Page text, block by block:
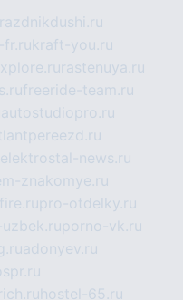
fr.rukraft-you.ru
rastenuya.ru
freeride-team.ru
autostudiopro.ru
elektrostal-news.ru
znakomye.ru
pro-otdelky.ru
porno-vk.ru
adonyev.ru
hostel-65.ru